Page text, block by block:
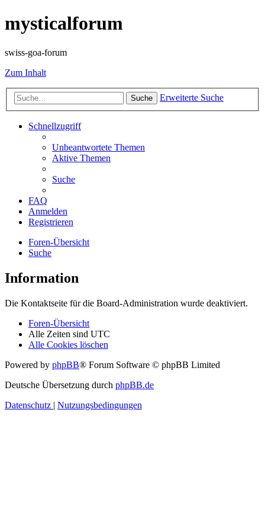
mysticalforum
swiss-goa-forum
Zum Inhalt
Suche Erweiterte Suche
Schnellzugriff
Unbeantwortete Themen
Aktive Themen
Suche
FAQ
Anmelden
Registrieren
Foren-Übersicht
Suche
Information
Die Kontaktseite für die Board-Administration wurde deaktiviert.
Foren-Übersicht
Alle Zeiten sind UTC
Alle Cookies löschen
Powered by phpBB® Forum Software © phpBB Limited
Deutsche Übersetzung durch phpBB.de
Datenschutz | Nutzungsbedingungen